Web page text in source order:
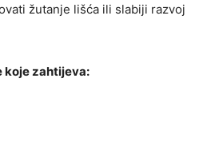
žutanje lišća ili slabiji razvoj
koje zahtijeva: